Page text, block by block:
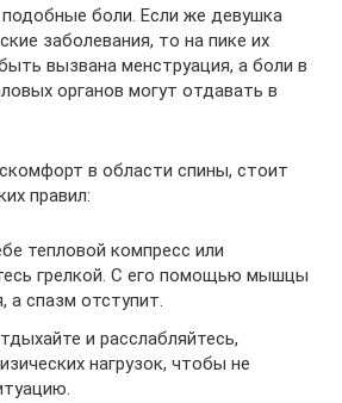
боли. Если же девушка
заболевания, то на пике их
вызвана менструация, а боли в
органов могут отдавать в
в области спины, стоит
правил:
тепловой компресс или
грелкой. С его помощью мышцы
а спазм отступит.
и расслабляйтесь,
нагрузок, чтобы не